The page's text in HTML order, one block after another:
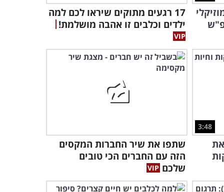
1:23
מקסים וחמוד:
הזאת משחק ג'נגה יותר טוב מהילדים שלי!
0:23
מוצצים אצבע? חכו עד שתראו
את זה...
אי אפשר שלא לחייך כשרואים
מי היה מאמין שרעש נחירות
של כלבים יכול להיות חמוד כל
כך?
מוזיקלי
17 רגעים מתוקים שיראו לכם למה
ילדים וכלבים זו אהבה מושלמת!
3:48
שתפו את שיר החברות המקסים
הזה עם החברים הכי טובים
שלכם